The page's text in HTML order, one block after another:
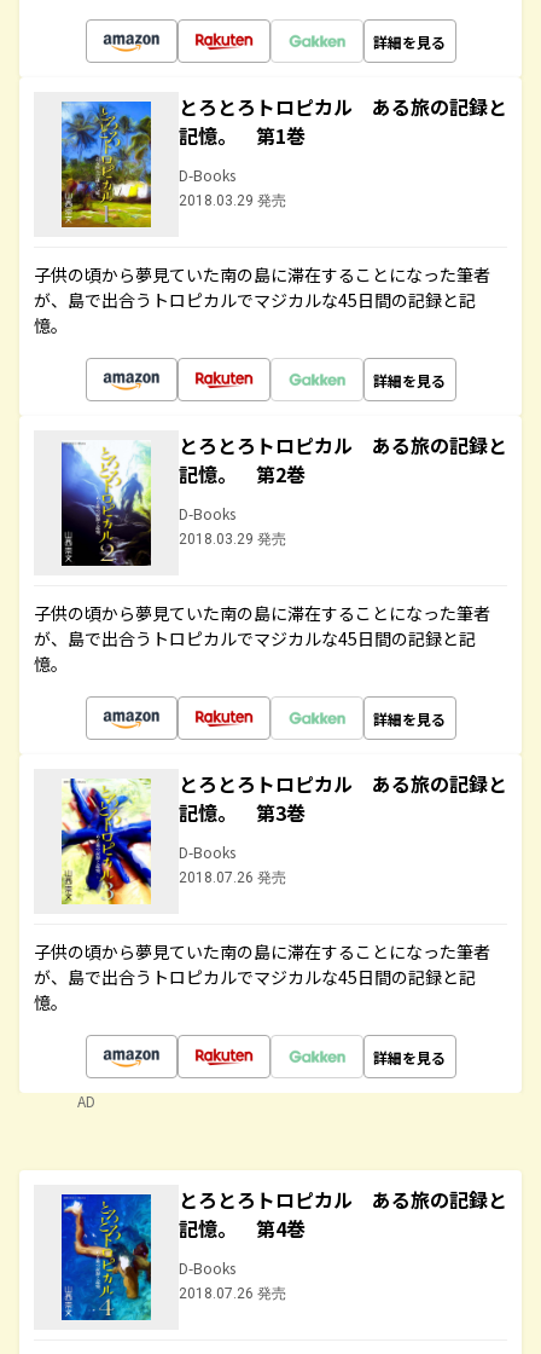
詳細を見る
とろとろトロピカル ある旅の記録と
記憶。 第1巻
D-Books
2018.03.29 発売
子供の頃から夢見ていた南の島に滞在することになった筆者
が、島で出合うトロピカルでマジカルな45日間の記録と記
憶。
詳細を見る
とろとろトロピカル ある旅の記録と
記憶。 第2巻
D-Books
2018.03.29 発売
子供の頃から夢見ていた南の島に滞在することになった筆者
が、島で出合うトロピカルでマジカルな45日間の記録と記
憶。
詳細を見る
とろとろトロピカル ある旅の記録と
記憶。 第3巻
D-Books
2018.07.26 発売
子供の頃から夢見ていた南の島に滞在することになった筆者
が、島で出合うトロピカルでマジカルな45日間の記録と記
憶。
詳細を見る
AD
とろとろトロピカル ある旅の記録と
記憶。 第4巻
D-Books
2018.07.26 発売